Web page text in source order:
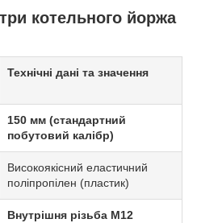
котельного йоржа
Технічні дані та значення
150 мм (стандартний
побутовий калібр)
Високоякісний еластичний
поліпропілен (пластик)
Внутрішня різьба М12